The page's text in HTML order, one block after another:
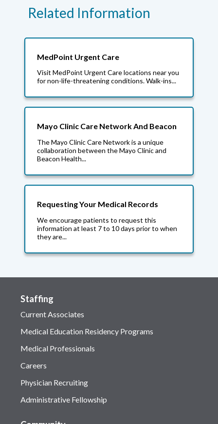
Related Information
MedPoint Urgent Care
Visit MedPoint Urgent Care locations near you
for non-life-threatening conditions. Walk-ins...
Mayo Clinic Care Network And Beacon
The Mayo Clinic Care Network is a unique
collaboration between the Mayo Clinic and
Beacon Health...
Requesting Your Medical Records
We encourage patients to request this
information at least 7 to 10 days prior to when
they are...
Staffing
Current Associates
Medical Education Residency Programs
Medical Professionals
Careers
Physician Recruiting
Administrative Fellowship